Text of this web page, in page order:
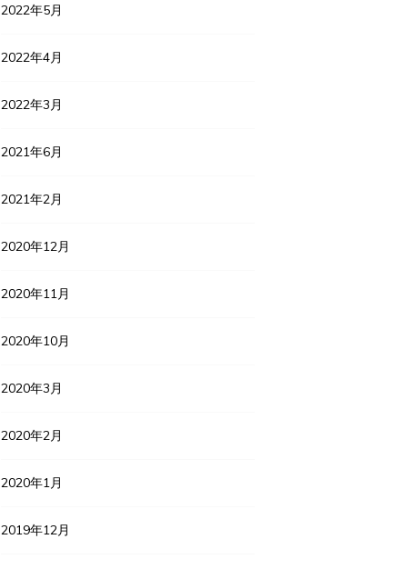
2022年5月
2022年4月
2022年3月
2021年6月
2021年2月
2020年12月
2020年11月
2020年10月
2020年3月
2020年2月
2020年1月
2019年12月